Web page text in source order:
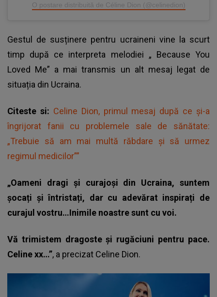
O postare distribuită de Céline Dion (@celinedion)
Gestul de susținere pentru ucraineni vine la scurt
timp după ce interpreta melodiei „ Because You
Loved Me” a mai transmis un alt mesaj legat de
situația din Ucraina.
Citeste si: Celine Dion, primul mesaj după ce și-a
îngrijorat fanii cu problemele sale de sănătate:
„Trebuie să am mai multă răbdare și să urmez
regimul medicilor””
„Oameni dragi și curajoși din Ucraina, suntem
șocați și întristați, dar cu adevărat inspirați de
curajul vostru…Inimile noastre sunt cu voi.
Vă trimistem dragoste și rugăciuni pentru pace.
Celine xx…”, a precizat Celine Dion.